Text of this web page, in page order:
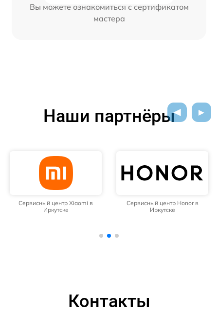
Вы можете ознакомиться с сертификатом
мастера
Наши партнёры
Сервисный центр Xiaomi в
Иркутске
Сервисный центр Honor в
Иркутске
Контакты